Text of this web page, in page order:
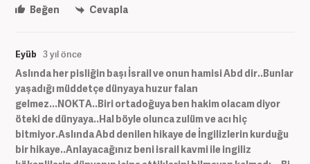
Beğen
Cevapla
Eyüb 3 yıl önce
Aslında her pisliğin başı İsrail ve onun hamisi Abd dir..Bunlar
yaşadığı müddetçe dünyaya huzur falan
gelmez...NOKTA..Biri ortadoğuya ben hakim olacam diyor
öteki de dünyaya..Hal böyle olunca zulüm ve acı hiç
bitmiyor.Aslında Abd denilen hikaye de İngilizlerin kurduğu
bir hikaye..Anlayacağınız beni israil kavmi ile ingiliz